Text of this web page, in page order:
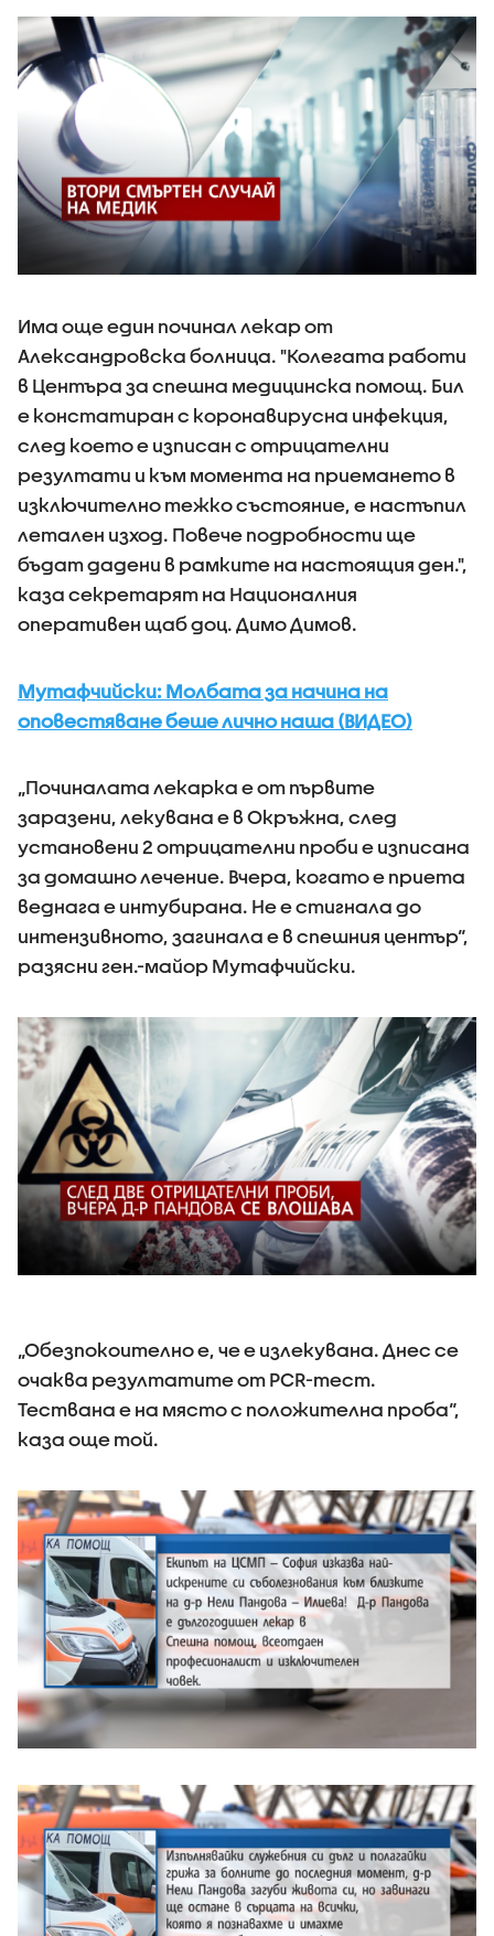
Има още един починал лекар от
Александровска болница. "Колегата работи
в Центъра за спешна медицинска помощ. Бил
е констатиран с коронавирусна инфекция,
след което е изписан с отрицателни
резултати и към момента на приемането в
изключително тежко състояние, е настъпил
летален изход. Повече подробности ще
бъдат дадени в рамките на настоящия ден.",
каза секретарят на Националния
оперативен щаб доц. Димо Димов.
Мутафчийски: Молбата за начина на
оповестяване беше лично наша (ВИДЕО)
„Починалата лекарка е от първите
заразени, лекувана е в Окръжна, след
установени 2 отрицателни проби е изписана
за домашно лечение. Вчера, когато е приета
веднага е интубирана. Не е стигнала до
интензивното, загинала е в спешния център“,
разясни ген.-майор Мутафчийски.
„Обезпокоително е, че е излекувана. Днес се
очаква резултатите от PCR-тест.
Тествана е на място с положителна проба“,
каза още той.